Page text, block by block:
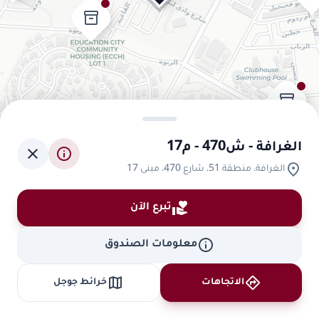
inventory_2
inventory_2
الغرافة - ش470 - م17
location_on الغرافة، منطقة 51، شارع 470، مبنى 17
info
close
volunteer_activismتبرع الآن
infoمعلومات الصندوق
directions الاتجاهات map خرائط جوجل